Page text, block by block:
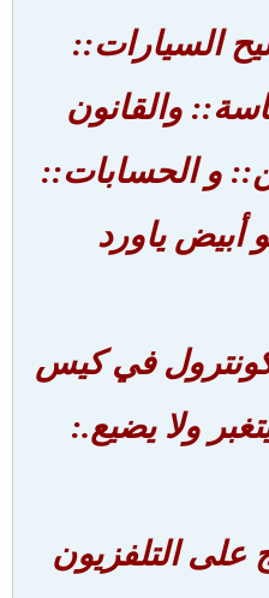
السيارات::
والقانون
و الحسابات::
أبيض ياورد
في كيس
ولا يضيع.:
التلفزيون